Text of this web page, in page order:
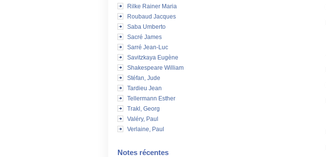
Rilke Rainer Maria
Roubaud Jacques
Saba Umberto
Sacré James
Sarré Jean-Luc
Savitzkaya Eugène
Shakespeare William
Stéfan, Jude
Tardieu Jean
Tellermann Esther
Trakl, Georg
Valéry, Paul
Verlaine, Paul
Notes récentes